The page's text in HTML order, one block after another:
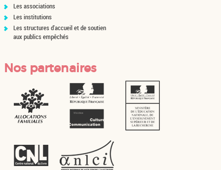
Les associations
Les institutions
Les structures d'accueil et de soutien
aux publics empêchés
Nos partenaires